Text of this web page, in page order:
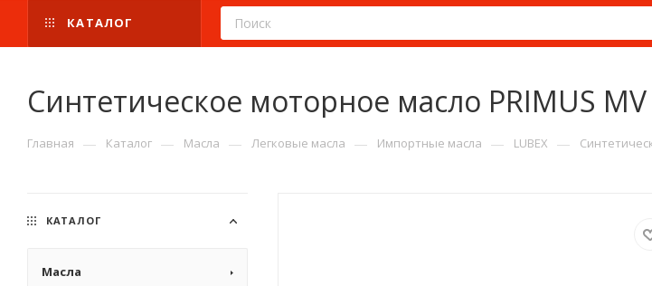
КАТАЛОГ
Синтетическое моторное масло PRIMUS
Главная — Каталог — Масла — Легковые масла — Импортные масла — LUBEX —
КАТАЛОГ
Масла